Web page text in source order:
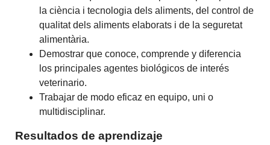
la ciència i tecnologia dels aliments, del control de
qualitat dels aliments elaborats i de la seguretat
alimentària.
Demostrar que conoce, comprende y diferencia
los principales agentes biológicos de interés
veterinario.
Trabajar de modo eficaz en equipo, uni o
multidisciplinar.
Resultados de aprendizaje